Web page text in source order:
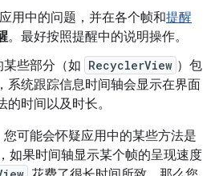
用中的问题，并在各个帧和提醒
。最好按照提醒中的说明操作。
些部分（如 RecyclerView ）包
系统跟踪信息时间轴会显示在界面
时间以及时长。
可能会怀疑应用中的某些方法是
如果时间轴显示某个帧的呈现速度